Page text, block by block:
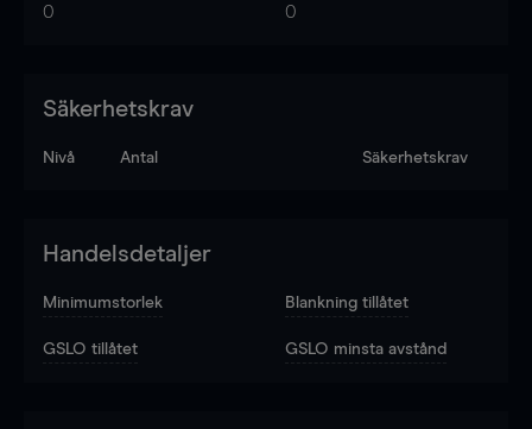
0 0
Säkerhetskrav
Nivå Antal Säkerhetskrav
Handelsdetaljer
Minimumstorlek Blankning tillåtet
GSLO tillåtet GSLO minsta avstånd